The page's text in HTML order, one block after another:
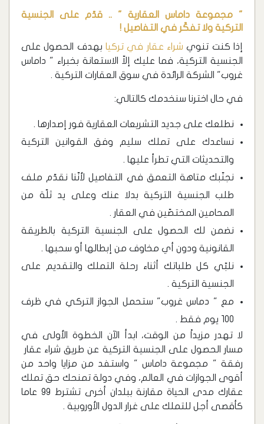
" مجموعة داماس العقارية " .. قدّم على الجنسية
التركية ولا تفكّر في التفاصيل !
إذا كنت تنوي شراء عقار في تركيا بهدف الحصول على
الجنسية التركية، فما عليك إلاّ الاستعانة بخبراء " داماس
غروب" الشركة الرائدة في سوق العقارات التركية .
في حال اخترنا سنخدمك كالتالي:
نطلعك على جديد التشريعات العقارية فور إصدارها .
نساعدك على تملك سليم وفق القوانين التركية
والتحديثات التي تطرأ عليها .
نجنّبك متاهة التعمق في التفاصيل لأنّنا نقدّم ملف
طلب الجنسية التركية بدلا عنك وعلى يد ثلّة من
المحامين المختصّين في العقار .
نضمن لك الحصول على الجنسية التركية بالطريقة
القانونية ودون أي مخاوف من إبطالها أو سحبها .
نلبّي كل طلباتك أثناء رحلة التملك والتقديم على
الجنسية التركية .
مع " دماس غروب" ستحمل الجواز التركي في ظرف
100 يوم فقط .
لا تهدر مزيداً من الوقت، ابدأ الآن الخطوة الأولى في
مسار الحصول على الجنسية التركية عن طريق شراء عقار
رفقة " مجموعة داماس " واستفد من مزايا واحد من
أقوى الجوازات في العالم، وفي دولة تمنحك حق تملك
عقارك مدى الحياة مقارنة ببلدان أخرى تشترط 99 عاما
كأقصى أجل للتملك على غرار الدول الأوروبية .